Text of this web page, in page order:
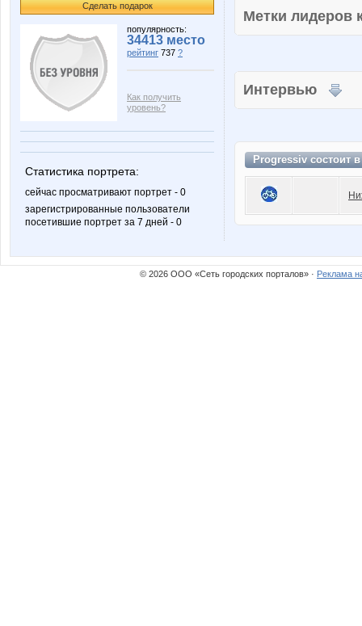
Сделать подарок
популярность:
34413 место
рейтинг 737 ?
Как получить
уровень?
Статистика портрета:
сейчас просматривают портрет - 0
зарегистрированные пользователи
посетившие портрет за 7 дней - 0
Метки
Интервью
Progressiv состоит
© 2026 ООО «Сеть городских порталов» · Реклама